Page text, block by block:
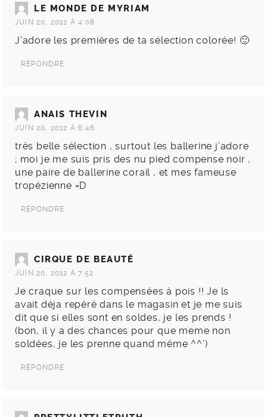
LE MONDE DE MYRIAM
JUIN 20, 2012 À 4:08
J’adore les premières de ta sélection colorée! 🙂
RÉPONDRE
ANAIS THEVIN
JUIN 20, 2012 À 6:46
très belle sélection , surtout les ballerine j’adore
; moi je me suis pris des nu pied compense noir ,
une paire de ballerine corail , et mes fameuse
tropézienne =D
RÉPONDRE
CIRQUE DE BEAUTÉ
JUIN 20, 2012 À 7:52
Je craque sur les compensées à pois !! Je ls
avait déja repéré dans le magasin et je me suis
dit que si elles sont en soldes, je les prends !
(bon, il y a des chances pour que meme non
soldées, je les prenne quand même ^^’)
RÉPONDRE